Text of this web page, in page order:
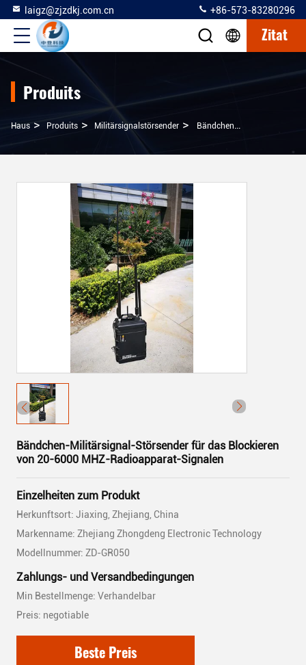
laigz@zjzdkj.com.cn +86-573-83280296
Zitat
Produits
Haus > Produits > Militärsignalstörsender > Bändchen-Militärsignal-Störsender Für Das Blockieren Von 20-6000 MHZ-Radioapparat-Signalen
Bändchen-Militärsignal-Störsender für das Blockieren
von 20-6000 MHZ-Radioapparat-Signalen
Einzelheiten zum Produkt
Herkunftsort: Jiaxing, Zhejiang, China
Markenname: Zhejiang Zhongdeng Electronic Technology
Modellnummer: ZD-GR050
Zahlungs- und Versandbedingungen
Min Bestellmenge: Verhandelbar
Preis: negotiable
Beste Preis